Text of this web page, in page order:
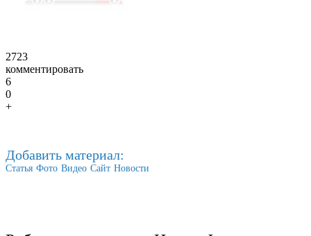
2723
комментировать
6
0
+
Добавить материал:
Статья Фото Видео Сайт Новости